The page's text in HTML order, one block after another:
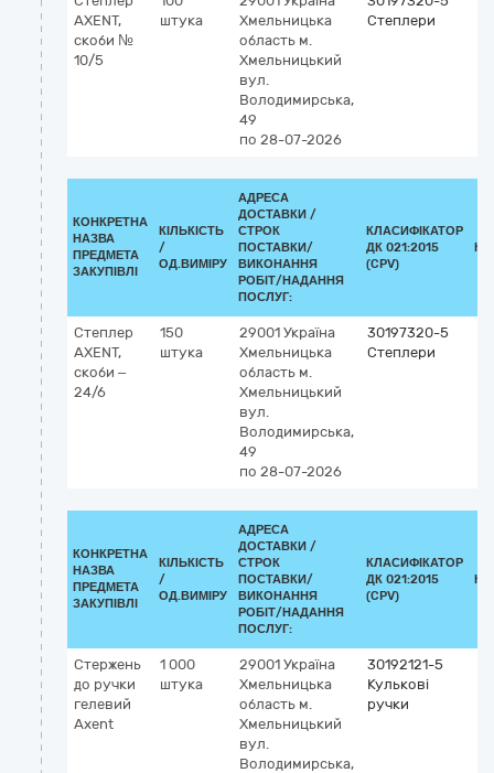
AXENT,
скоби №
10/5
штука
Хмельницька
область м.
Хмельницький
вул.
Володимирська,
49
по 28-07-2026
Степлери
КОНКРЕТНА
НАЗВА
ПРЕДМЕТА
ЗАКУПІВЛІ
КІЛЬКІСТЬ
/
ОД.ВИМІРУ
АДРЕСА
ДОСТАВКИ /
СТРОК
ПОСТАВКИ/
ВИКОНАННЯ
РОБІТ/НАДАННЯ
ПОСЛУГ:
КЛАСИФІКАТОР
ДК 021:2015
(CPV)
Степлер
AXENT,
cкоби –
24/6
150
штука
29001 Україна
Хмельницька
область м.
Хмельницький
вул.
Володимирська,
49
по 28-07-2026
30197320-5
Степлери
КОНКРЕТНА
НАЗВА
ПРЕДМЕТА
ЗАКУПІВЛІ
КІЛЬКІСТЬ
/
ОД.ВИМІРУ
АДРЕСА
ДОСТАВКИ /
СТРОК
ПОСТАВКИ/
ВИКОНАННЯ
РОБІТ/НАДАННЯ
ПОСЛУГ:
КЛАСИФІКАТОР
ДК 021:2015
(CPV)
Стержень
до ручки
гелевий
Axent
1 000
штука
29001 Україна
Хмельницька
область м.
Хмельницький
вул.
Володимирська,
30192121-5
Кулькові
ручки